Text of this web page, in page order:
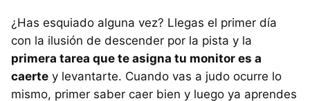
¿Has esquiado alguna vez? Llegas el primer día
con la ilusión de descender por la pista y la
primera tarea que te asigna tu monitor es a
caerte y levantarte. Cuando vas a judo ocurre lo
mismo, primer saber caer bien y luego ya aprendes